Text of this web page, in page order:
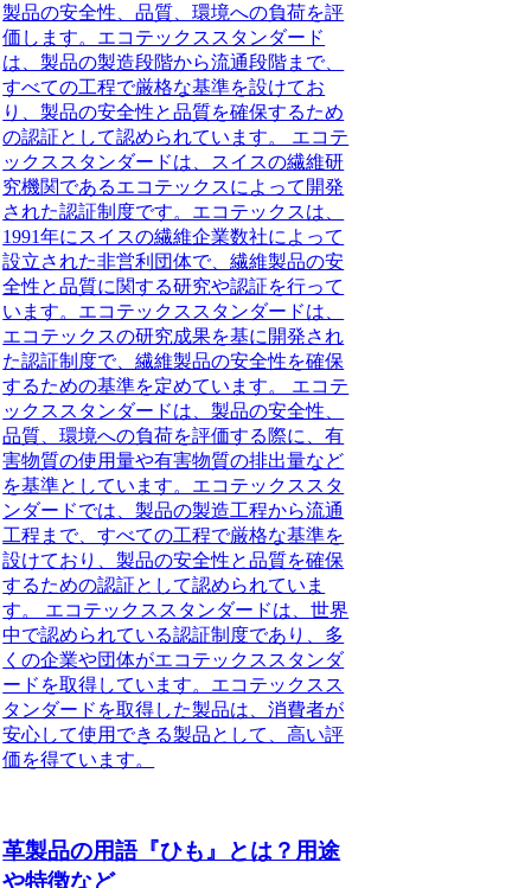
製品の安全性、品質、環境への負荷を評
価します。エコテックススタンダード
は、製品の製造段階から流通段階まで、
すべての工程で厳格な基準を設けてお
り、製品の安全性と品質を確保するため
の認証として認められています。 エコテ
ックススタンダードは、スイスの繊維研
究機関であるエコテックスによって開発
された認証制度です。エコテックスは、
1991年にスイスの繊維企業数社によって
設立された非営利団体で、繊維製品の安
全性と品質に関する研究や認証を行って
います。エコテックススタンダードは、
エコテックスの研究成果を基に開発され
た認証制度で、繊維製品の安全性を確保
するための基準を定めています。 エコテ
ックススタンダードは、製品の安全性、
品質、環境への負荷を評価する際に、有
害物質の使用量や有害物質の排出量など
を基準としています。エコテックススタ
ンダードでは、製品の製造工程から流通
工程まで、すべての工程で厳格な基準を
設けており、製品の安全性と品質を確保
するための認証として認められていま
す。 エコテックススタンダードは、世界
中で認められている認証制度であり、多
くの企業や団体がエコテックススタンダ
ードを取得しています。エコテックスス
タンダードを取得した製品は、消費者が
安心して使用できる製品として、高い評
価を得ています。
革製品の用語『ひも』とは？用途
や特徴など